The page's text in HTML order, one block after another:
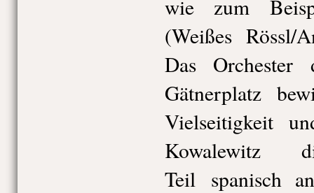
wie zum
(Weißes Rössl/
Das Orchester
Gätnerplatz
Vielseitigkeit
Kowalewitz
Teil spanisch